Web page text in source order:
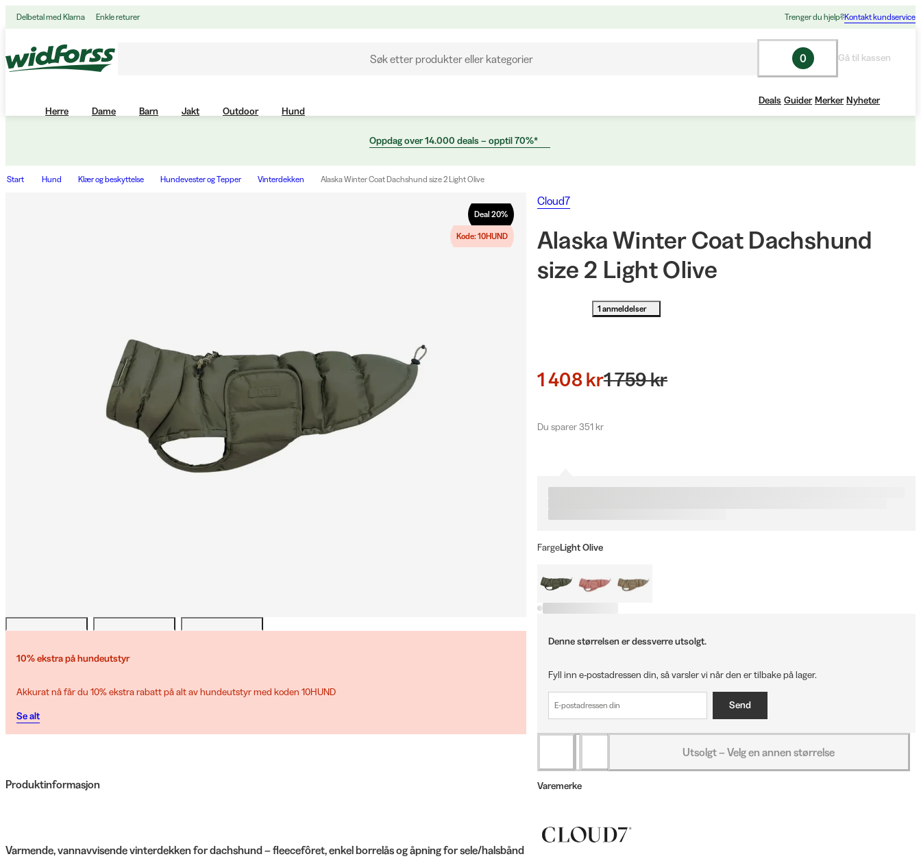
Delbetal med Klarna Enkle returer Trenger du hjelp?Kontakt kundservice
Søk etter produkter eller kategorier 0 Gå til kassen
Herre Dame Barn Jakt Outdoor Hund
Deals Guider Merker Nyheter
Oppdag over 14.000 deals – opptil 70%*
Start Hund Klær og beskyttelse Hundevester og Tepper Vinterdekken Alaska Winter Coat Dachshund size 2 Light Olive
Deal 20%
Kode: 10HUND
10% ekstra på hundeutstyr
Akkurat nå får du 10% ekstra rabatt på alt av hundeutstyr med koden 10HUND
Se alt
Produktinformasjon
Varmende, vannavvisende vinterdekken for dachshund – fleecefôret, enkel borrelås og åpning for sele/halsbånd
Cloud7
Alaska Winter Coat Dachshund
size 2 Light Olive
1 anmeldelser
1 408 kr1 759 kr
Du sparer 351 kr
FargeLight Olive
Denne størrelsen er dessverre utsolgt.
Fyll inn e-postadressen din, så varsler vi når den er tilbake på lager.
Send
Utsolgt – Velg en annen størrelse
Varemerke